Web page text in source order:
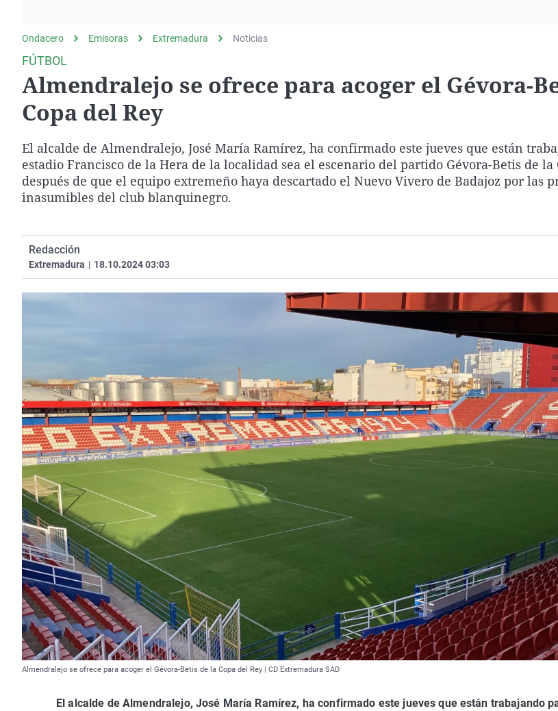
Operación Viuda
Negra
País Vasco
Ondacero Emisoras Extremadura Noticias
FÚTBOL
Almendralejo se ofrece para acoger el Gévora-
Copa del Rey
El alcalde de Almendralejo, José María Ramírez, ha confirmado este jueves que están
estadio Francisco de la Hera de la localidad sea el escenario del partido Gévora-Betis de la
después de que el equipo extremeño haya descartado el Nuevo Vivero de Badajoz por las
inasumibles del club blanquinegro.
Redacción
Extremadura | 18.10.2024 03:03
Almendralejo se ofrece para acoger el Gévora-Betis de la Copa del Rey | CD Extremadura SAD
El alcalde de Almendralejo, José María Ramírez, ha confirmado este jueves que están trabajando